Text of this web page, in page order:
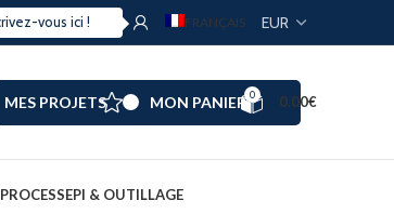
FRANÇAIS
MES PROJETS MON PANIER 0 0.00€
EPI & OUTILLAGE